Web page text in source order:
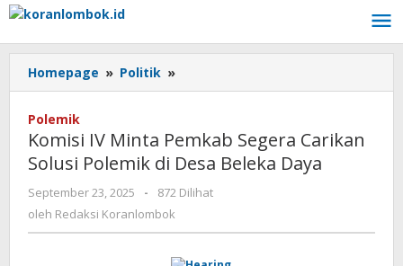
Lewati
konten
Homepage » Politik »
IV
Pemkab
Segera
Carikan
Solusi
Beleka
Polemik
Komisi IV Minta Pemkab Segera Carikan
Solusi Polemik di Desa Beleka Daya
September 23, 2025
oleh
Redaksi
-
872 Dilihat
oleh Redaksi Koranlombok